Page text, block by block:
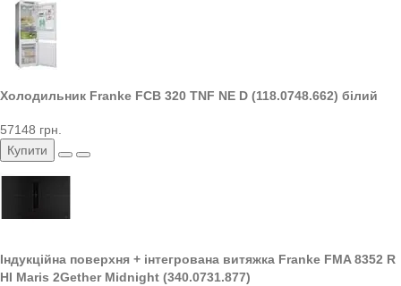
Холодильник Franke FCB 320 TNF NE D (118.0748.662) білий
57148 грн.
Купити
Індукційна поверхня + інтегрована витяжка Franke FMA 8352 R
HI Maris 2Gether Midnight (340.0731.877)